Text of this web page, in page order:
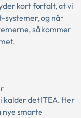
kort fortalt, at vi
systemer, og når
så kommer
kalder det ITEA. Her
nye smarte